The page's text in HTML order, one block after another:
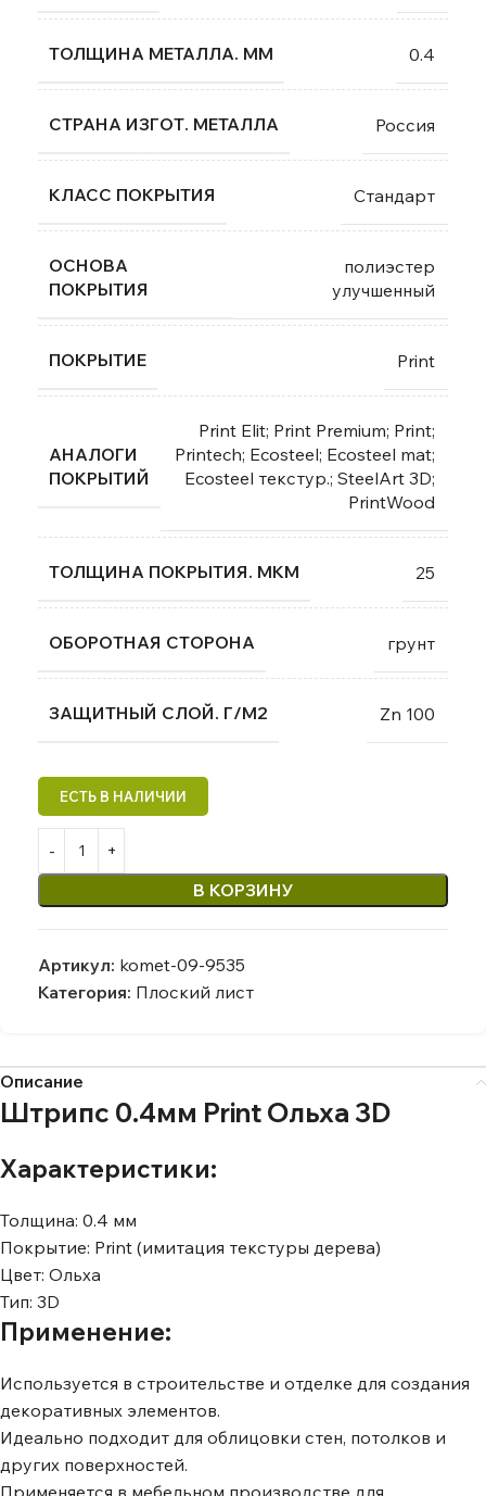
ТОЛЩИНА МЕТАЛЛА. ММ 0.4
СТРАНА ИЗГОТ. МЕТАЛЛА Россия
КЛАСС ПОКРЫТИЯ Стандарт
ОСНОВА
ПОКРЫТИЯ
полиэстер
улучшенный
ПОКРЫТИЕ Print
АНАЛОГИ
ПОКРЫТИЙ
Print Elit; Print Premium; Print;
Printech; Ecosteel; Ecosteel mat;
Ecosteel текстур.; SteelArt 3D;
PrintWood
ТОЛЩИНА ПОКРЫТИЯ. МКМ 25
ОБОРОТНАЯ СТОРОНА грунт
ЗАЩИТНЫЙ СЛОЙ. Г/М2 Zn 100
В КОРЗИНУ
Артикул: komet-09-9535
Категория: Плоский лист
Описание
Штрипс 0.4мм Print Ольха 3D
Характеристики:
Толщина: 0.4 мм
Покрытие: Print (имитация текстуры дерева)
Цвет: Ольха
Тип: 3D
Применение:
Используется в строительстве и отделке для создания
декоративных элементов.
Идеально подходит для облицовки стен, потолков и
других поверхностей.
Применяется в мебельном производстве для